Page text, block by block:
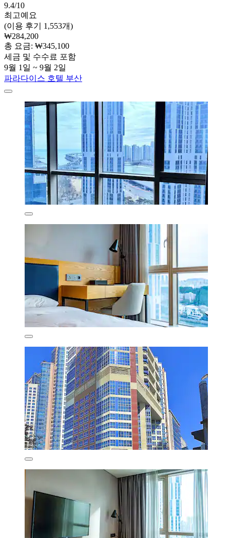
9.4/10
최고예요
(이용 후기 1,553개)
₩284,200
총 요금: ₩345,100
세금 및 수수료 포함
9월 1일 ~ 9월 2일
파라다이스 호텔 부산